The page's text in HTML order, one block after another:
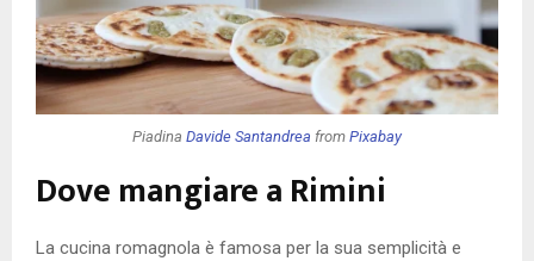
Piadina Davide Santandrea from Pixabay
Dove mangiare a Rimini
La cucina romagnola è famosa per la sua semplicità e